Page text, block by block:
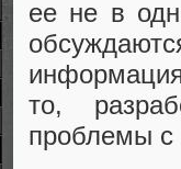
ее не в
то,
проблемы с